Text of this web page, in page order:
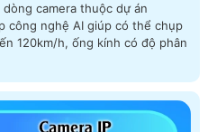
dòng camera thuộc dự án
công nghệ AI giúp có thể chụp
120km/h, ống kính có độ phân